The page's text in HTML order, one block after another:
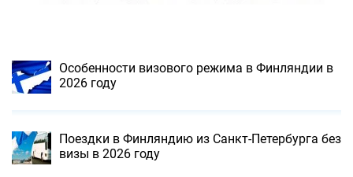
Особенности визового режима в Финляндии в
2026 году
Поездки в Финляндию из Санкт-Петербурга без
визы в 2026 году